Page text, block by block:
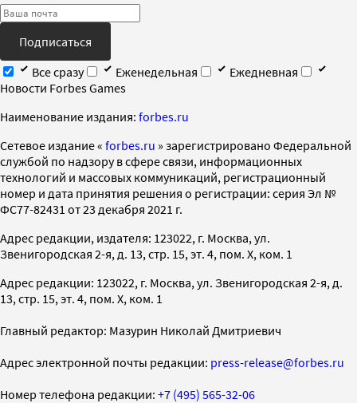
Подписаться
Все сразу
Еженедельная
Ежедневная
Новости Forbes Games
Наименование издания: forbes.ru
Cетевое издание « forbes.ru » зарегистрировано Федеральной
службой по надзору в сфере связи, информационных
технологий и массовых коммуникаций, регистрационный
номер и дата принятия решения о регистрации: серия Эл №
ФС77-82431 от 23 декабря 2021 г.
Адрес редакции, издателя: 123022, г. Москва, ул.
Звенигородская 2-я, д. 13, стр. 15, эт. 4, пом. X, ком. 1
Адрес редакции: 123022, г. Москва, ул. Звенигородская 2-я, д.
13, стр. 15, эт. 4, пом. X, ком. 1
Главный редактор: Мазурин Николай Дмитриевич
Адрес электронной почты редакции: press-release@forbes.ru
Номер телефона редакции: +7 (495) 565-32-06